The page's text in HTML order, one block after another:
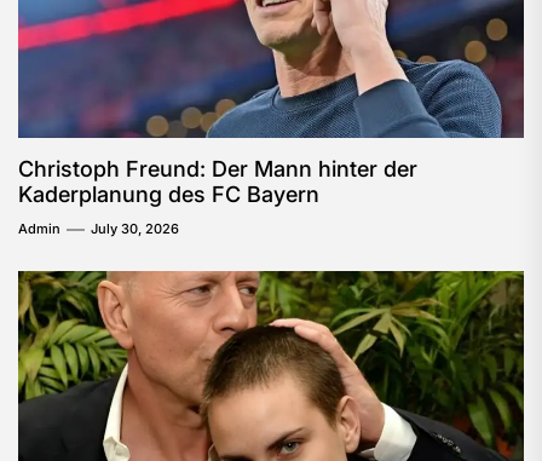
Christoph Freund: Der Mann hinter der
Kaderplanung des FC Bayern
Admin July 30, 2026